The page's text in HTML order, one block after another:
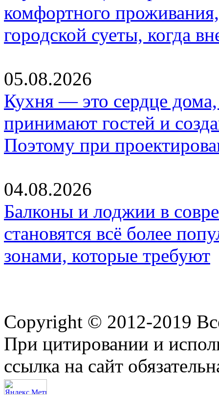
комфортного
городской суеты, когда
05.08.2026
Кухня — это сердце дома,
принимают гостей и
Поэтому при
04.08.2026
Балконы и лоджии в
становятся всё более
зонами, которые требуют
Copyright © 2012-2019
При цитировании и
ссылка на сайт